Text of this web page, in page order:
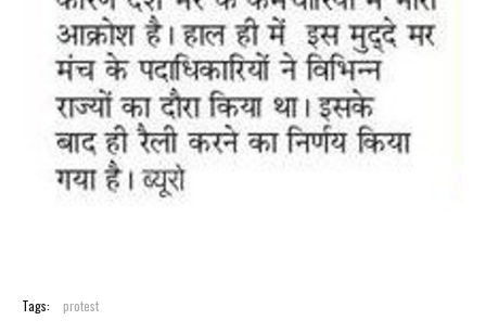
Tags: protest